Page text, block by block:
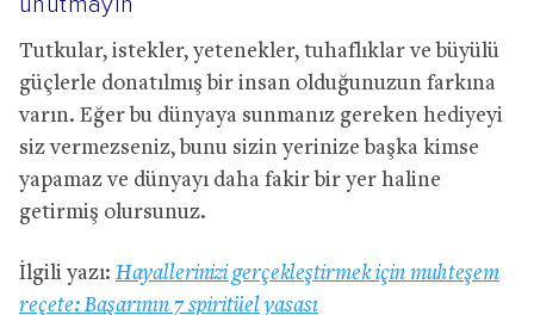
Tutkular, istekler, yetenekler, tuhaflıklar ve büyülü
güçlerle donatılmış bir insan olduğunuzun farkına
varın. Eğer bu dünyaya sunmanız gereken hediyeyi
siz vermezseniz, bunu sizin yerinize başka kimse
yapamaz ve dünyayı daha fakir bir yer haline
getirmiş olursunuz.
İlgili yazı: Hayallerinizi gerçekleştirmek için muhteşem
reçete: Başarının 7 spiritüel yasası